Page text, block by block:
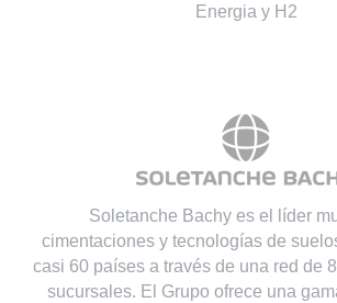
Energia y H2
Soletanche Bachy es el líder
cimentaciones y tecnologías de
casi 60 países a través de una red de
sucursales. El Grupo ofrece una